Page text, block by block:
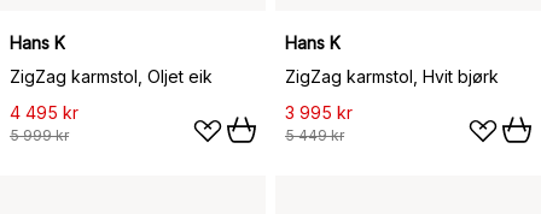
Hans K
ZigZag karmstol, Oljet eik
4 495 kr
5 999 kr
Hans K
ZigZag karmstol, Hvit bjørk
3 995 kr
5 449 kr